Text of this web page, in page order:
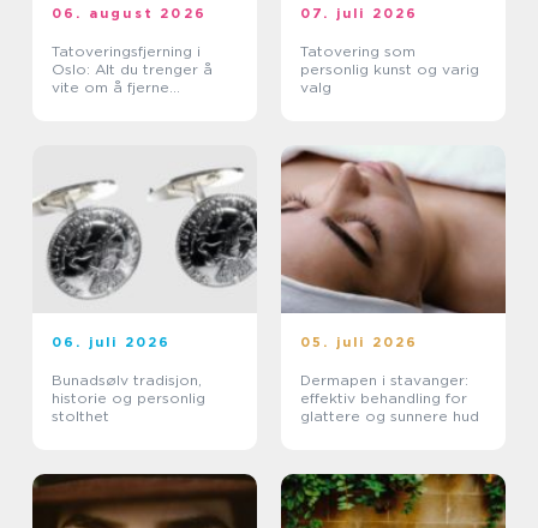
06. august 2026
Tatoveringsfjerning i
Oslo: Alt du trenger å
vite om å fjerne
07. juli 2026
Tatovering som
personlig kunst og varig
valg
06. juli 2026
Bunadsølv tradisjon,
historie og personlig
stolthet
05. juli 2026
Dermapen i stavanger:
effektiv behandling for
glattere og sunnere hud